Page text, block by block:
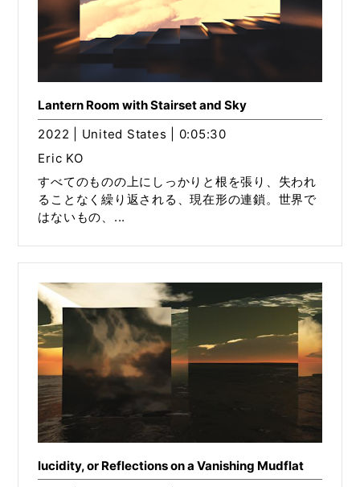
Lantern Room with Stairset and Sky
2022 | United States | 0:05:30
Eric KO
すべてのものの上にしっかりと根を張り、失われ
ることなく繰り返される、現在形の連鎖。世界で
はないもの、...
lucidity, or Reflections on a Vanishing Mudflat